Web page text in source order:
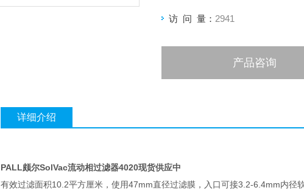
访 问 量： 2941
产品咨询
详细介绍
PALL颇尔SolVac流动相过滤器4020现货供应中
有效过滤面积10.2平方厘米，使用47mm直径过滤膜，入口可接3.2-6.4mm内